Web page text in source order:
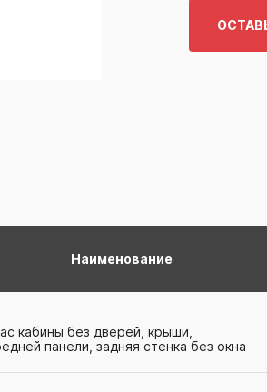
Наименование
кабины без дверей, крыши,
панели, задняя стенка без окна